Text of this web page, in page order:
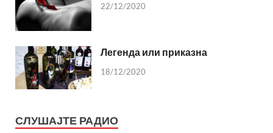
22/12/2020
Легенда или приказна
18/12/2020
СЛУШАЈТЕ РАДИО